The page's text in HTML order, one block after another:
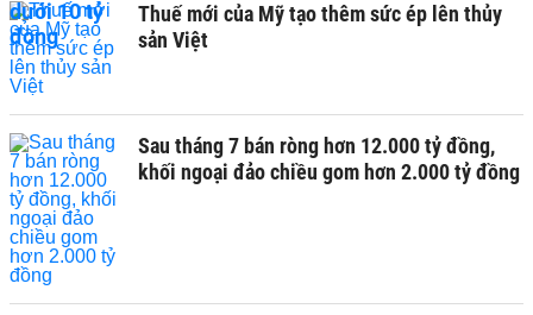
Thuế mới của Mỹ tạo thêm sức ép lên thủy
sản Việt
Sau tháng 7 bán ròng hơn 12.000 tỷ đồng,
khối ngoại đảo chiều gom hơn 2.000 tỷ đồng